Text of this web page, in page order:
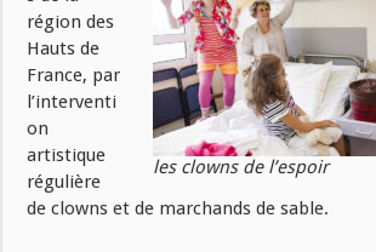
les clowns de l’espoir
région des
Hauts de
France, par
l’interventi
on
artistique
régulière
de clowns et de marchands de sable.